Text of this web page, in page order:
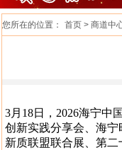
您所在的位置： 首页 > 商道中
3月18日，2026海宁中
创新实践分享会、海宁
新质联盟联合展、第